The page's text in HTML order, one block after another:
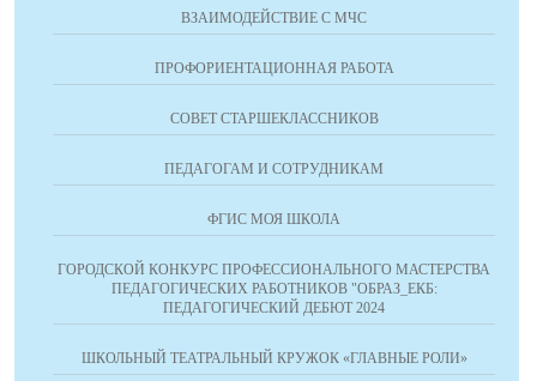
ВЗАИМОДЕЙСТВИЕ С МЧС
ПРОФОРИЕНТАЦИОННАЯ РАБОТА
СОВЕТ СТАРШЕКЛАССНИКОВ
ПЕДАГОГАМ И СОТРУДНИКАМ
ФГИС МОЯ ШКОЛА
ГОРОДСКОЙ КОНКУРС ПРОФЕССИОНАЛЬНОГО МАСТЕРСТВА
ПЕДАГОГИЧЕСКИХ РАБОТНИКОВ "ОБРАЗ_ЕКБ:
ПЕДАГОГИЧЕСКИЙ ДЕБЮТ 2024
ШКОЛЬНЫЙ ТЕАТРАЛЬНЫЙ КРУЖОК «ГЛАВНЫЕ РОЛИ»